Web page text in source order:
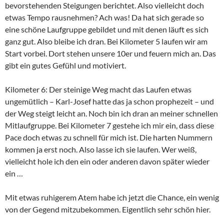
bevorstehenden Steigungen berichtet. Also vielleicht doch
etwas Tempo rausnehmen? Ach was! Da hat sich gerade so
eine schöne Laufgruppe gebildet und mit denen läuft es sich
ganz gut. Also bleibe ich dran. Bei Kilometer 5 laufen wir am
Start vorbei. Dort stehen unsere 10er und feuern mich an. Das
gibt ein gutes Gefühl und motiviert.
Kilometer 6: Der steinige Weg macht das Laufen etwas
ungemütlich – Karl-Josef hatte das ja schon prophezeit – und
der Weg steigt leicht an. Noch bin ich dran an meiner schnellen
Mitlaufgruppe. Bei Kilometer 7 gestehe ich mir ein, dass diese
Pace doch etwas zu schnell für mich ist. Die harten Nummern
kommen ja erst noch. Also lasse ich sie laufen. Wer weiß,
vielleicht hole ich den ein oder anderen davon später wieder
ein …
Mit etwas ruhigerem Atem habe ich jetzt die Chance, ein wenig
von der Gegend mitzubekommen. Eigentlich sehr schön hier.